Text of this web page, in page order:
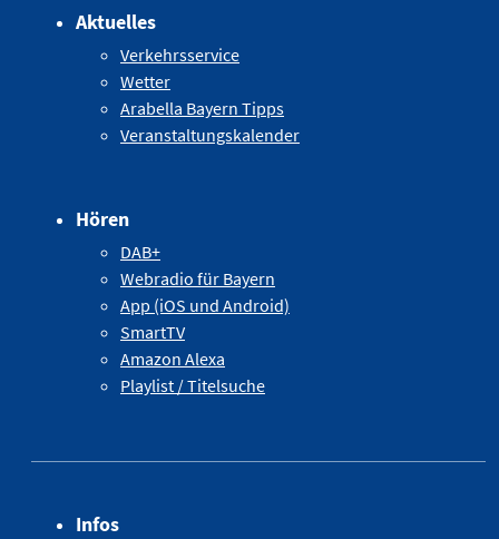
Aktuelles
Verkehrsservice
Wetter
Arabella Bayern Tipps
Veranstaltungskalender
Hören
DAB+
Webradio für Bayern
App (iOS und Android)
SmartTV
Amazon Alexa
Playlist / Titelsuche
Infos